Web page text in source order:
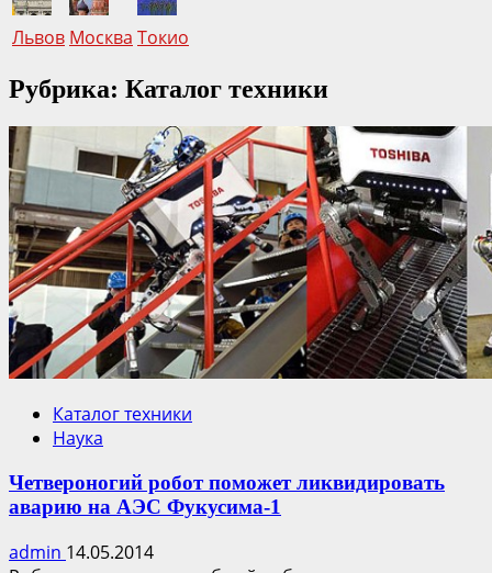
Львов Москва Токио
Рубрика: Каталог техники
Каталог техники
Наука
Четвероногий робот поможет ликвидировать
аварию на АЭС Фукусима-1
admin 14.05.2014